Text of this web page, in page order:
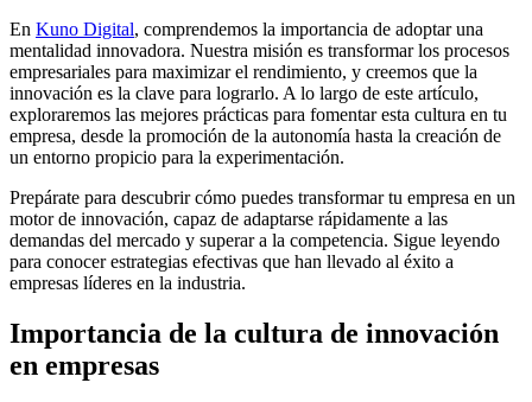
En Kuno Digital, comprendemos la importancia de adoptar una
mentalidad innovadora. Nuestra misión es transformar los procesos
empresariales para maximizar el rendimiento, y creemos que la
innovación es la clave para lograrlo. A lo largo de este artículo,
exploraremos las mejores prácticas para fomentar esta cultura en tu
empresa, desde la promoción de la autonomía hasta la creación de
un entorno propicio para la experimentación.
Prepárate para descubrir cómo puedes transformar tu empresa en un
motor de innovación, capaz de adaptarse rápidamente a las
demandas del mercado y superar a la competencia. Sigue leyendo
para conocer estrategias efectivas que han llevado al éxito a
empresas líderes en la industria.
Importancia de la cultura de innovación
en empresas